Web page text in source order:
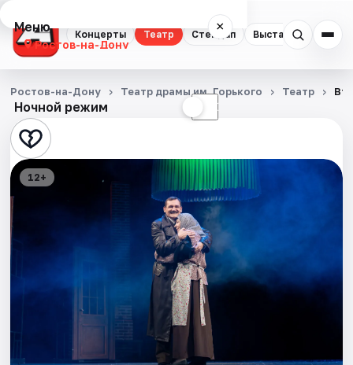
Концерты Театр Стендап Выставки
Меню ×
Ростов-на-Дону
Концерты
Театр
Стендап
Ночной режим ☾
Ростов-на-Дону Театр драмы им. Горького Театр
12+